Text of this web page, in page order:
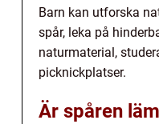
Barn kan utforska
spår, leka på
naturmaterial,
picknickplatser.
Är spåren